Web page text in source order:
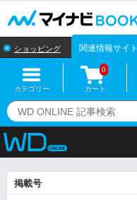
ショッピング 関連情報サイト
カテゴリー カート
0
掲載号